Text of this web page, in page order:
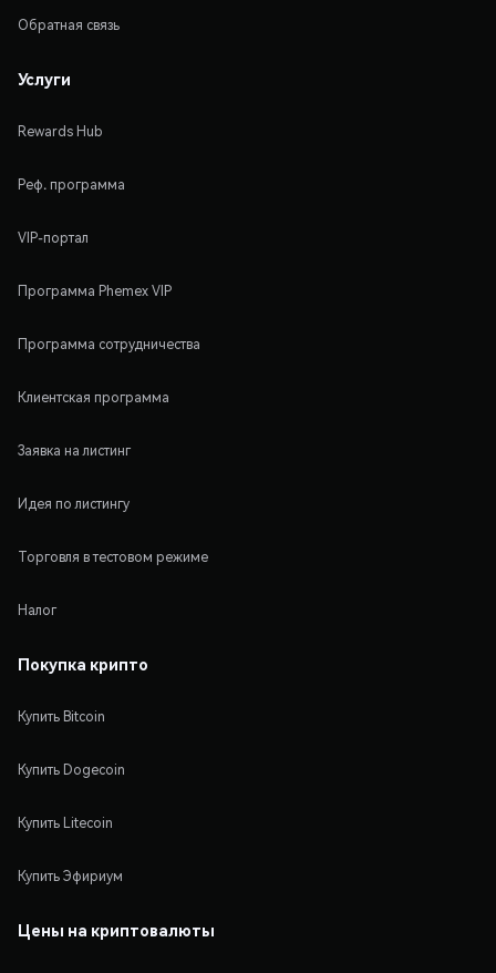
Обратная связь
Услуги
Rewards Hub
Реф. программа
VIP-портал
Программа Phemex VIP
Программа сотрудничества
Клиентская программа
Заявка на листинг
Идея по листингу
Торговля в тестовом режиме
Налог
Покупка крипто
Купить Bitcoin
Купить Dogecoin
Купить Litecoin
Купить Эфириум
Цены на криптовалюты